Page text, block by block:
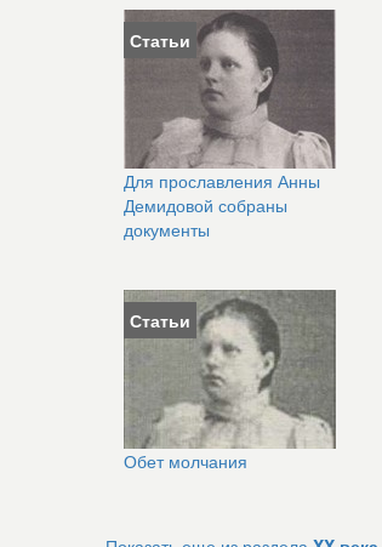
Статьи
Для прославления Анны
Демидовой собраны
документы
Статьи
Обет молчания